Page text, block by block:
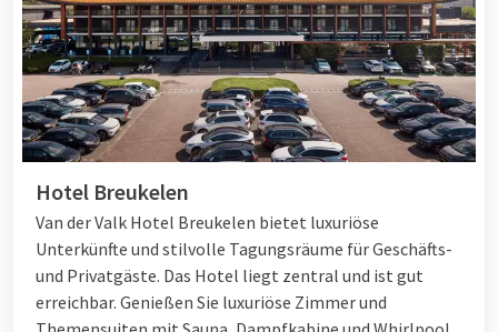
Hotel Breukelen
Van der Valk Hotel Breukelen bietet luxuriöse
Unterkünfte und stilvolle Tagungsräume für Geschäfts-
und Privatgäste. Das Hotel liegt zentral und ist gut
erreichbar. Genießen Sie luxuriöse Zimmer und